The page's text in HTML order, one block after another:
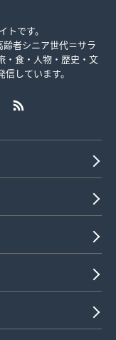
です。
者シニア世代＝サラ
・食・人物・歴史・文
しています。